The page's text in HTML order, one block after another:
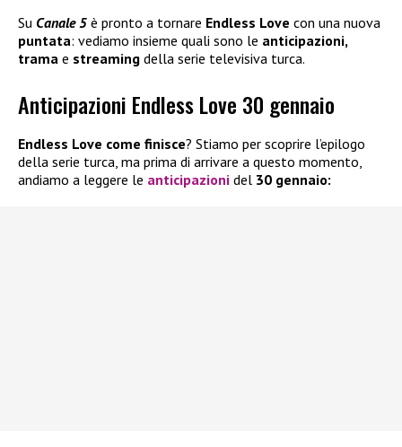
Su Canale 5 è pronto a tornare Endless Love con una nuova
puntata: vediamo insieme quali sono le anticipazioni,
trama e streaming della serie televisiva turca.
Anticipazioni Endless Love 30 gennaio
Endless Love come finisce? Stiamo per scoprire l’epilogo
della serie turca, ma prima di arrivare a questo momento,
andiamo a leggere le anticipazioni del 30 gennaio: